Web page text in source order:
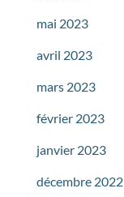
mai 2023
avril 2023
mars 2023
février 2023
janvier 2023
décembre 2022